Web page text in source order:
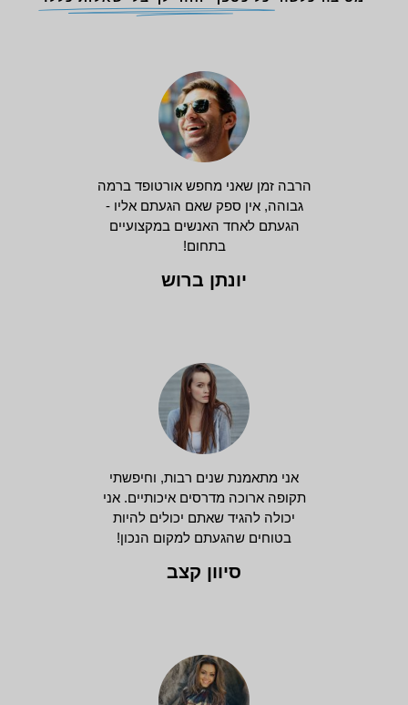
הרבה זמן שאני מחפש אורטופד ברמה
גבוהה, אין ספק שאם הגעתם אליו -
הגעתם לאחד האנשים במקצועיים
בתחום!
יונתן ברוש
אני מתאמנת שנים רבות, וחיפשתי
תקופה ארוכה מדרסים איכותיים. אני
יכולה להגיד שאתם יכולים להיות
בטוחים שהגעתם למקום הנכון!
סיוון קצב